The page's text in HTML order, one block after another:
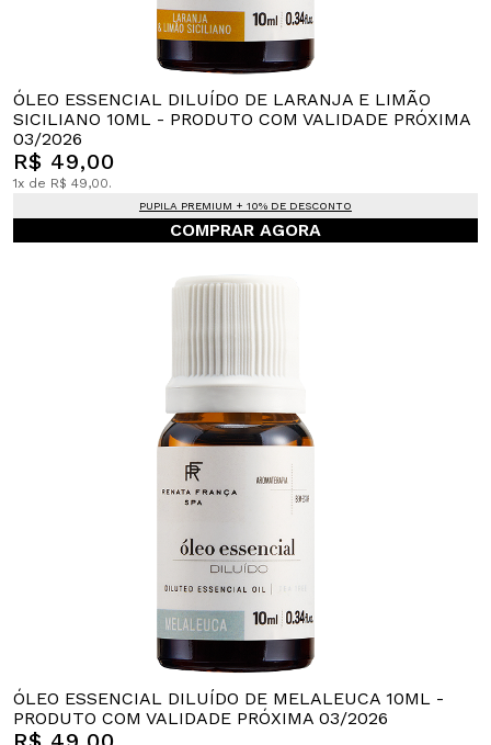
ÓLEO ESSENCIAL DILUÍDO DE LARANJA E LIMÃO
SICILIANO 10ML - PRODUTO COM VALIDADE PRÓXIMA
03/2026
R$ 49,00
1x de R$ 49,00.
PUPILA PREMIUM + 10% DE DESCONTO
COMPRAR AGORA
ÓLEO ESSENCIAL DILUÍDO DE MELALEUCA 10ML -
PRODUTO COM VALIDADE PRÓXIMA 03/2026